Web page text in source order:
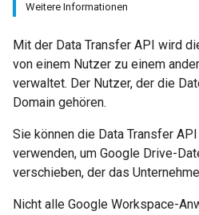
Weitere Informationen
Mit der Data Transfer API wird
von einem Nutzer zu einem
verwaltet. Der Nutzer, der die
Domain gehören.
Sie können die Data Transfer
verwenden, um Google Drive-
verschieben, der das
Nicht alle Google Workspace-